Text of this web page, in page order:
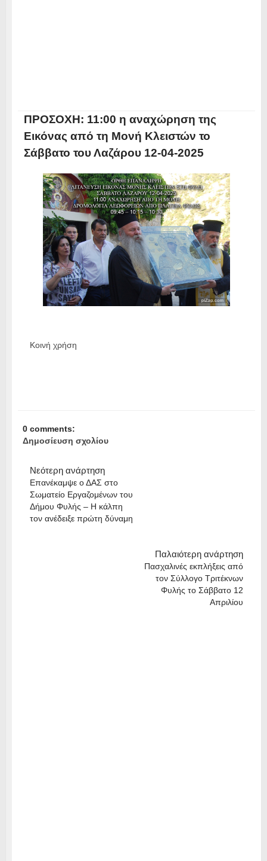
ΠΡΟΣΟΧΗ: 11:00 η αναχώρηση της
Εικόνας από τη Μονή Κλειστών το
Σάββατο του Λαζάρου 12-04-2025
Κοινή χρήση
0 comments:
Δημοσίευση σχολίου
Νεότερη ανάρτηση
Επανέκαμψε ο ΔΑΣ στο
Σωματείο Εργαζομένων του
Δήμου Φυλής – Η κάλπη
τον ανέδειξε πρώτη δύναμη
Παλαιότερη ανάρτηση
Πασχαλινές εκπλήξεις από
τον Σύλλογο Τριτέκνων
Φυλής το Σάββατο 12
Απριλίου